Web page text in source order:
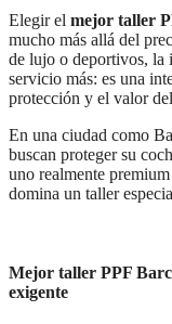
Elegir el mejor taller
mucho más allá del
de lujo o deportivos, la
servicio más: es una
protección y el valor
En una ciudad como
buscan proteger su
uno realmente
domina un taller
Mejor taller PPF
exigente